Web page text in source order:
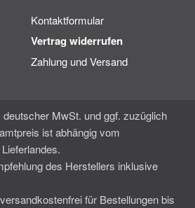
Kontaktformular
Vertrag widerrufen
Zahlung und Versand
MwSt. und ggf. zuzüglich
ist abhängig vom
des Herstellers inklusive
für Bestellungen bis